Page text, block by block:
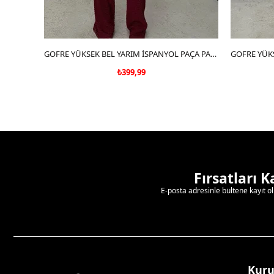
SEPETE EKLE
GOFRE YÜKSEK BEL YARIM İSPANYOL PAÇA PANTOLON BORDO
₺399,99
Fırsatları
E-posta adresinle bültene kayıt